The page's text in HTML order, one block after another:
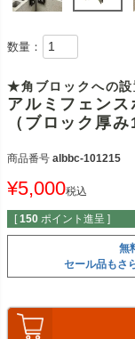
数量：
★角ブロックへの
アルミフェン
（ブロック厚
商品番号 albbc-101215
¥5,000税込
[ 150 ポイント進呈 ]
無
セール品もさ